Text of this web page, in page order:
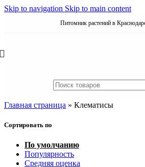
Skip to navigation Skip to main content
Питомник растений в
Главная страница » Клематисы
Сортировать по
По умолчанию
Популярность
Средняя оценка